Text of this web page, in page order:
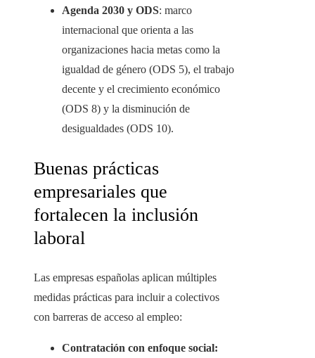
Agenda 2030 y ODS: marco
internacional que orienta a las
organizaciones hacia metas como la
igualdad de género (ODS 5), el trabajo
decente y el crecimiento económico
(ODS 8) y la disminución de
desigualdades (ODS 10).
Buenas prácticas
empresariales que
fortalecen la inclusión
laboral
Las empresas españolas aplican múltiples
medidas prácticas para incluir a colectivos
con barreras de acceso al empleo:
Contratación con enfoque social: